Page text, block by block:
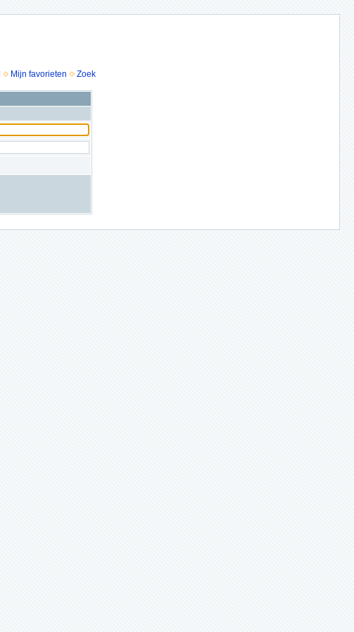
Mijn favorieten Zoek